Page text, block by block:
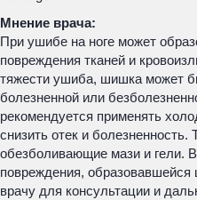
Мнение врача:
При ушибе на ноге может
повреждения тканей и
тяжести ушиба, шишка может
болезненной или
рекомендуется применять
снизить отек и болезненность.
обезболивающие мази и гели.
повреждения,
врачу для консультации и